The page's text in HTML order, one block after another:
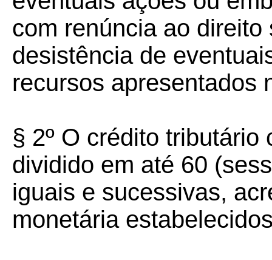
com renúncia ao
desistência de
recursos apresentados
§ 2º O crédito
dividido em até 60
iguais e sucessivas,
monetária